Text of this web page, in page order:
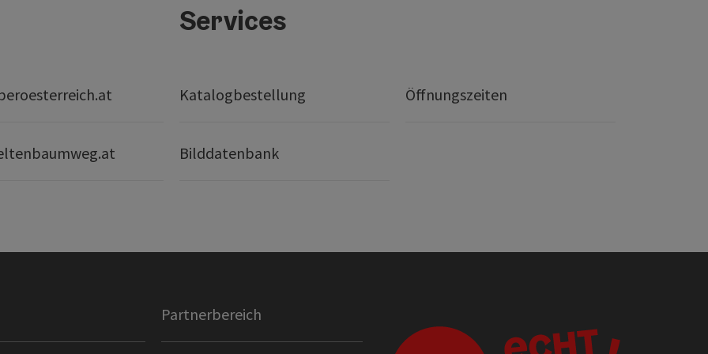
Services
Katalogbestellung Öffnungszeiten
Bilddatenbank
Partnerbereich